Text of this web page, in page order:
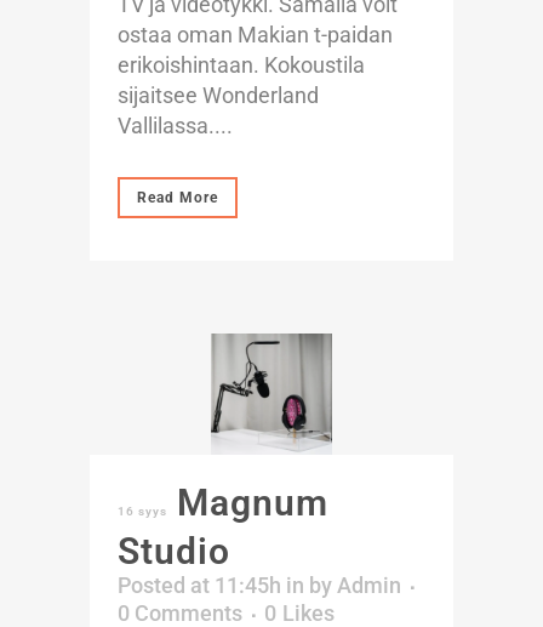
ostaa oman Makian t-paidan
erikoishintaan. Kokoustila
sijaitsee Wonderland
Vallilassa....
Read More
16 syys
Magnum
Studio
Posted at 11:45h in by Admin
0 Comments
0 Likes